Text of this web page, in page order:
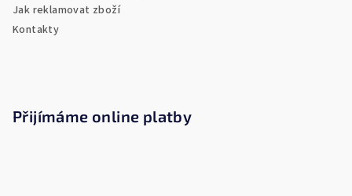
Jak reklamovat zboží
Kontakty
Přijímáme online platby